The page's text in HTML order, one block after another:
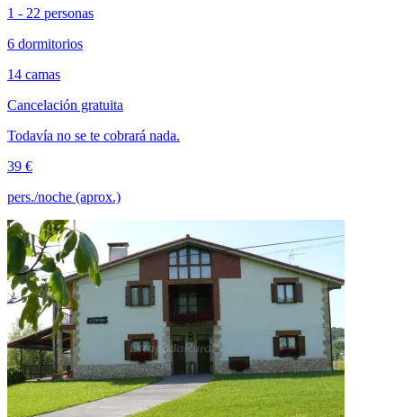
1 - 22 personas
6 dormitorios
14 camas
Cancelación gratuita
Todavía no se te cobrará nada.
39 €
pers./noche (aprox.)